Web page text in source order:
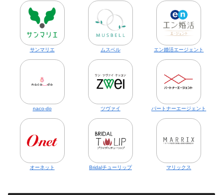
サンマリエ ムスベル エン婚活エージェント
naco-do ツヴァイ パートナーエージェント
オーネット Bridalチューリップ マリックス